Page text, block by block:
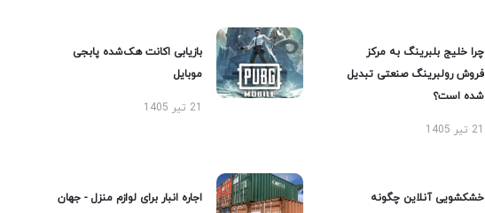
چرا خلیج بلبرینگ به مرکز
فروش رولبرینگ صنعتی تبدیل
شده است؟
21 تیر 1405
بازیابی اکانت هک‌شده پابجی
موبایل
21 تیر 1405
خشکشویی آنلاین چگونه
اجاره انبار برای لوازم منزل - جهان